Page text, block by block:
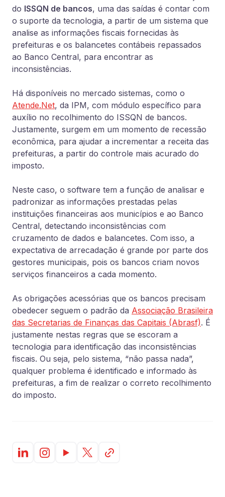
do ISSQN de bancos, uma das saídas é contar com
o suporte da tecnologia, a partir de um sistema que
analise as informações fiscais fornecidas às
prefeituras e os balancetes contábeis repassados
ao Banco Central, para encontrar as
inconsistências.
Há disponíveis no mercado sistemas, como o
Atende.Net, da IPM, com módulo específico para
auxílio no recolhimento do ISSQN de bancos.
Justamente, surgem em um momento de recessão
econômica, para ajudar a incrementar a receita das
prefeituras, a partir do controle mais acurado do
imposto.
Neste caso, o software tem a função de analisar e
padronizar as informações prestadas pelas
instituições financeiras aos municípios e ao Banco
Central, detectando inconsistências com
cruzamento de dados e balancetes. Com isso, a
expectativa de arrecadação é grande por parte dos
gestores municipais, pois os bancos criam novos
serviços financeiros a cada momento.
As obrigações acessórias que os bancos precisam
obedecer seguem o padrão da Associação Brasileira
das Secretarias de Finanças das Capitais (Abrasf). É
justamente nestas regras que se escoram a
tecnologia para identificação das inconsistências
fiscais. Ou seja, pelo sistema, “não passa nada”,
qualquer problema é identificado e informado às
prefeituras, a fim de realizar o correto recolhimento
do imposto.